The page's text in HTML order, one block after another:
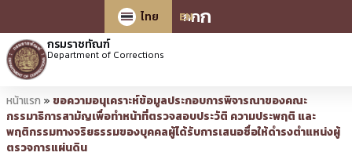
กกก
ไทย
EN
กรมราชทัณฑ์
Department of Corrections
หน้าแรก » ขอความอนุเคราะห์ข้อมูลประกอบการพิจารณาของคณะ
กรรมาธิการสามัญเพื่อทำหน้าที่ตรวจสอบประวัติ ความประพฤติ และ
พฤติกรรมทางจริยธรรมของบุคคลผู้ได้รับการเสนอชื่อให้ดำรงตำแหน่งผู้
ตรวจการแผ่นดิน